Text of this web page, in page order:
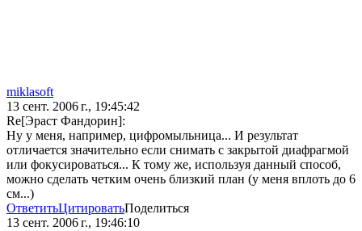
miklasoft
13 сент. 2006 г., 19:45:42
Re[Эраст Фандорин]:
Ну у меня, например, цифромыльница... И результат
отличается значительно если снимать с закрытой диафрагмой
или фокусироваться... К тому же, используя данный способ,
можно сделать четким очень близкий план (у меня вплоть до 6
см...)
ОтветитьЦитироватьПоделиться
13 сент. 2006 г., 19:46:10